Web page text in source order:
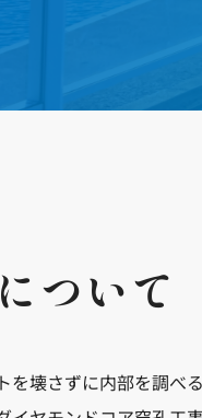
ついて
を壊さずに内部を調べ